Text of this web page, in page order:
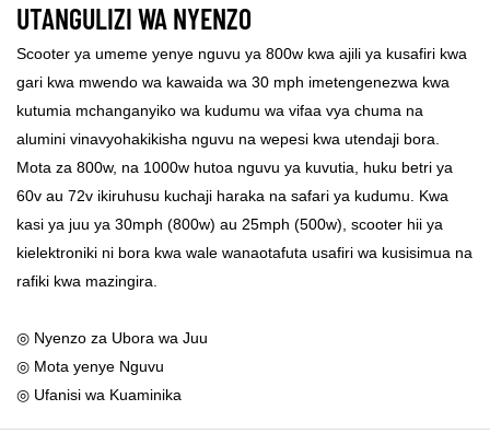
UTANGULIZI WA NYENZO
Scooter ya umeme yenye nguvu ya 800w kwa ajili ya kusafiri kwa
gari kwa mwendo wa kawaida wa 30 mph imetengenezwa kwa
kutumia mchanganyiko wa kudumu wa vifaa vya chuma na
alumini vinavyohakikisha nguvu na wepesi kwa utendaji bora.
Mota za 800w, na 1000w hutoa nguvu ya kuvutia, huku betri ya
60v au 72v ikiruhusu kuchaji haraka na safari ya kudumu. Kwa
kasi ya juu ya 30mph (800w) au 25mph (500w), scooter hii ya
kielektroniki ni bora kwa wale wanaotafuta usafiri wa kusisimua na
rafiki kwa mazingira.
◎ Nyenzo za Ubora wa Juu
◎ Mota yenye Nguvu
◎ Ufanisi wa Kuaminika